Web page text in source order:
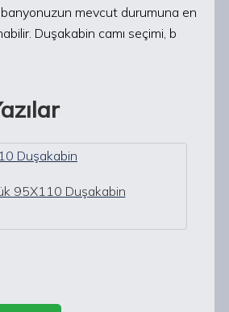
banyonuzun mevcut durumuna en
Duşakabin camı seçimi, b
95X110 Duşakabin